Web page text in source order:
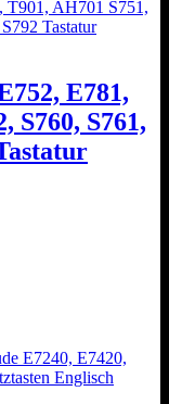
E781,
S760, S761,